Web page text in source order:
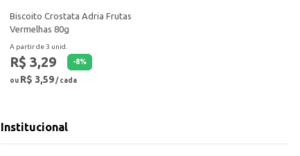
Biscoito Crostata Adria Frutas
Vermelhas 80g
A partir de 3 unid.
R$ 3,29 -8%
ou R$ 3,59/ cada
Institucional